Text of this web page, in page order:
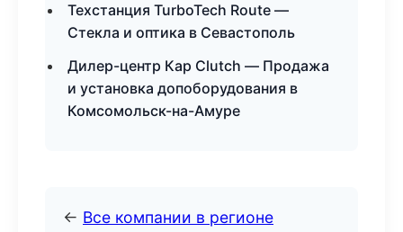
Техстанция TurboTech Route —
Стекла и оптика в Севастополь
Дилер-центр Кар Clutch — Продажа
и установка допоборудования в
Комсомольск-на-Амуре
← Все компании в регионе